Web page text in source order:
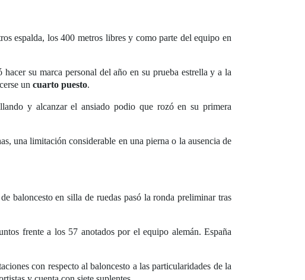
espalda, los 400 metros libres y como parte del equipo en
su marca personal del año en su prueba estrella y a la
un cuarto puesto.
y alcanzar el ansiado podio que rozó en su primera
una limitación considerable en una pierna o la ausencia de
baloncesto en silla de ruedas pasó la ronda preliminar tras
frente a los 57 anotados por el equipo alemán. España
con respecto al baloncesto a las particularidades de la